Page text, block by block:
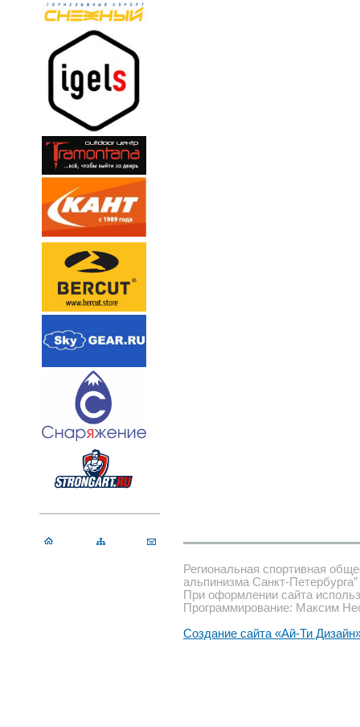
Региональная спортивная
альпинизма Санкт-Петербурга”
При оформлении сайта
Программирование: Максим
Создание сайта «Ай-Ти